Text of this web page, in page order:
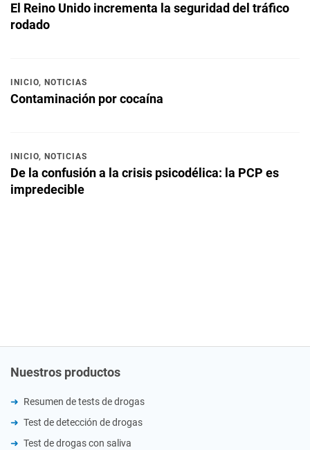
El Reino Unido incrementa la seguridad del tráfico
rodado
INICIO, NOTICIAS
Contaminación por cocaína
INICIO, NOTICIAS
De la confusión a la crisis psicodélica: la PCP es
impredecible
Nuestros productos
Resumen de tests de drogas
Test de detección de drogas
Test de drogas con saliva